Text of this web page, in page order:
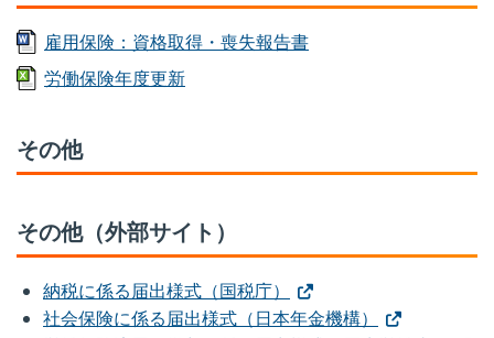
雇用保険：資格取得・喪失報告書
労働保険年度更新
その他
その他（外部サイト）
納税に係る届出様式（国税庁）
社会保険に係る届出様式（日本年金機構）